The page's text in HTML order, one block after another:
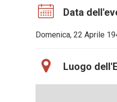
Data
Domenica, 22 Aprile
Luogo